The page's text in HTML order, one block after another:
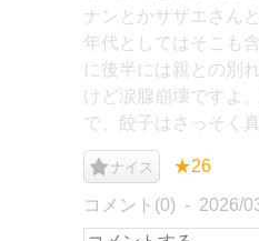
ナンとかサザエさん
年代としてはそこも
に後半には親との別
けど涙腺崩壊ですよ
で、餃子はさっそく
ナイス ★26
コメント(0) 2026/